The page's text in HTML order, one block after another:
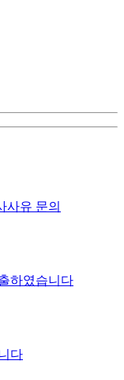
사유 문의
하였습니다
다